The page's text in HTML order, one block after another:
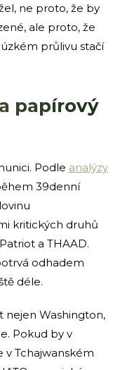
ne proto, že by
ale proto, že
průlivu stačí
papírový
Podle analýzy
39denní
kritických druhů
a THAAD.
odhadem
déle.
nejen Washington,
Pokud by v
v Tchajwanském